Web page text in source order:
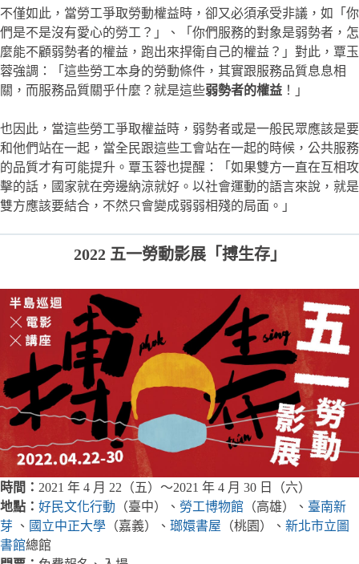
不僅如此，當勞工爭取勞動權益時，卻又必須承受非議，如「你
們是不是沒有愛心的勞工？」、「你們服務的對象是弱勢者，怎
麼能不顧弱勢者的權益，跑出來捍衛自己的權益？」對此，覃玉
蓉強調：「這些勞工本身的勞動條件，其實跟服務品質息息相
關，而服務品質關乎什麼？就是這些弱勢者的權益 ！」
也因此，當這些勞工爭取權益時，弱勢者或是一般民眾應該是要
和他們站在一起，當全民跟這些工會站在一起的時候，公共服務
的品質才有可能提升。覃玉蓉也提醒：「如果雙方一直在互相攻
擊的話，國家就在旁邊納涼就好。以社會運動的語言來說，就是
雙方應該要結合，不然只會變成弱弱相殘的局面。」
2022 五一勞動影展「搏生存」
時間： 2021 年 4 月 22（五）～2021 年 4 月 30 日（六）
地點： 好民文化行動 （臺中）、 勞工博物館 （高雄）、 臺南新
芽 、 國立中正大學 （嘉義）、 瑯嬛書屋 （桃園）、 新北市立圖
書館總館